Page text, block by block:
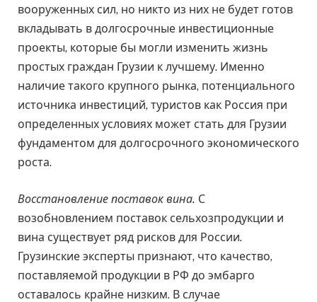
вооруженных сил, но никто из них не будет готов
вкладывать в долгосрочные инвестиционные
проекты, которые бы могли изменить жизнь
простых граждан Грузии к лучшему. Именно
наличие такого крупного рынка, потенциального
источника инвестиций, туристов как Россия при
определенных условиях может стать для Грузии
фундаментом для долгосрочного экономического
роста.
Восстановление поставок вина. С
возобновлением поставок сельхозпродукции и
вина существует ряд рисков для России.
Грузинские эксперты признают, что качество,
поставляемой продукции в РФ до эмбарго
оставалось крайне низким. В случае